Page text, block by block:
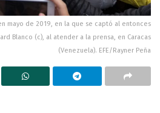
mayo de 2019, en la que se captó al entonces
Blanco (c), al atender a la prensa, en Caracas
(Venezuela). EFE/Rayner Peña